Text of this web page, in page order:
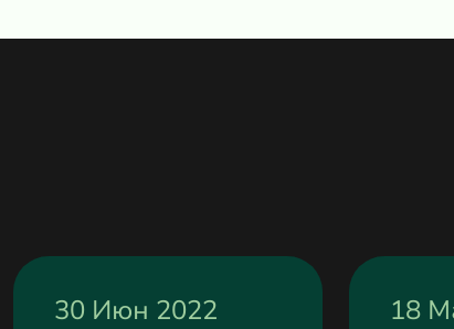
30 Июн 2022 18